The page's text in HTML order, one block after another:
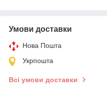
Умови доставки
Нова Пошта
Укрпошта
Всі умови доставки